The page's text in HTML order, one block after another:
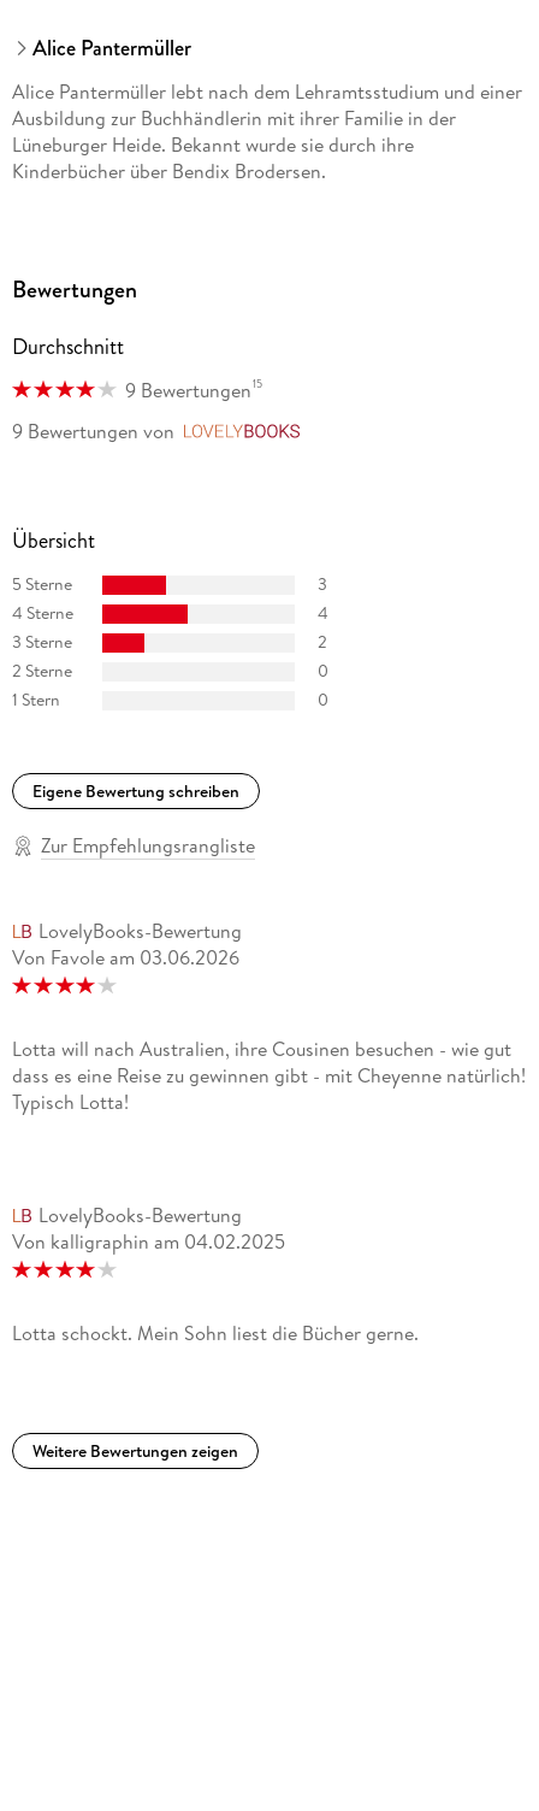
Alice Pantermüller
Alice Pantermüller lebt nach dem Lehramtsstudium und einer
Ausbildung zur Buchhändlerin mit ihrer Familie in der
Lüneburger Heide. Bekannt wurde sie durch ihre
Kinderbücher über Bendix Brodersen.
Bewertungen
Durchschnitt
9 Bewertungen15
9 Bewertungen von
Übersicht
5 Sterne
3
4 Sterne
4
3 Sterne
2
2 Sterne
0
1 Stern
0
Eigene Bewertung schreiben
Zur Empfehlungsrangliste
LovelyBooks-Bewertung
Von Favole am 03.06.2026
Lotta will nach Australien, ihre Cousinen besuchen - wie gut
dass es eine Reise zu gewinnen gibt - mit Cheyenne natürlich!
Typisch Lotta!
LovelyBooks-Bewertung
Von kalligraphin am 04.02.2025
Lotta schockt. Mein Sohn liest die Bücher gerne.
Weitere Bewertungen zeigen